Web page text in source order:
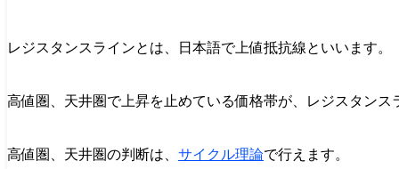
レジスタンスラインとは、日本語で上値抵抗線といいます。
高値圏、天井圏で上昇を止めている価格帯が、レジスタンス
高値圏、天井圏の判断は、 サイクル理論で行えます。